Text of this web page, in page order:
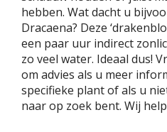
hebben. Wat dacht u
Dracaena? Deze
een paar uur indirect
zo veel water. Ideaal dus!
om advies als u meer
specifieke plant of als u
naar op zoek bent. Wij